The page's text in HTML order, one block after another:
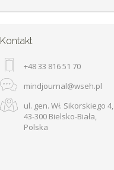
Kontakt
+48 33 816 51 70
mindjournal@wseh.pl
ul. gen. Wł. Sikorskiego 4,
43-300 Bielsko-Biała,
Polska